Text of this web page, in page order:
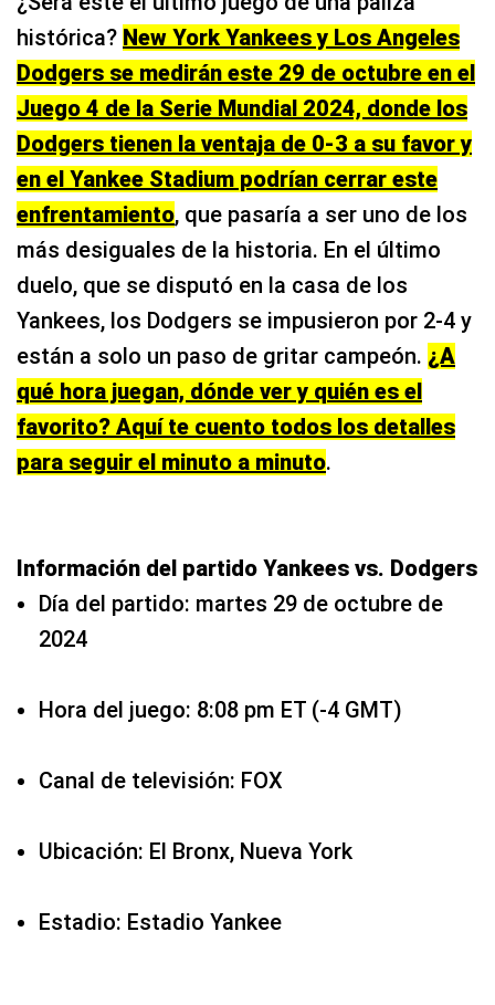
histórica? New York Yankees y Los Angeles
Dodgers se medirán este 29 de octubre en el
Juego 4 de la Serie Mundial 2024, donde los
Dodgers tienen la ventaja de 0-3 a su favor y
en el Yankee Stadium podrían cerrar este
enfrentamiento, que pasaría a ser uno de los
más desiguales de la historia. En el último
duelo, que se disputó en la casa de los
Yankees, los Dodgers se impusieron por 2-4 y
están a solo un paso de gritar campeón. ¿A
qué hora juegan, dónde ver y quién es el
favorito? Aquí te cuento todos los detalles
para seguir el minuto a minuto.
Información del partido Yankees vs. Dodgers
Día del partido: martes 29 de octubre de
2024
Hora del juego: 8:08 pm ET (-4 GMT)
Canal de televisión: FOX
Ubicación: El Bronx, Nueva York
Estadio: Estadio Yankee